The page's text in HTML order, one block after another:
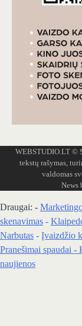
WEBSTUDIO.LT ©
tekstų rašymas,
valdomas
News
Draugai: -
skenavimas -
Narbutas - Įvaizdžio
Pranešimai spaudai -
naujienos